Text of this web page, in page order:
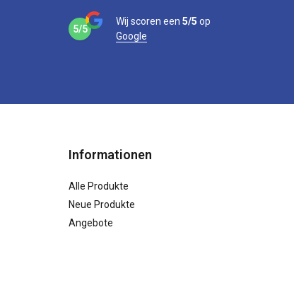
5/5
Wij scoren een 5/5 op
Google
Informationen
Alle Produkte
Neue Produkte
Angebote